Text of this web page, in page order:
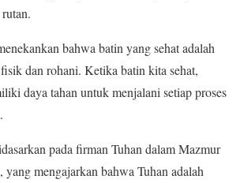
bahwa batin yang sehat adalah
dan rohani. Ketika batin kita sehat,
daya tahan untuk menjalani setiap proses
pada firman Tuhan dalam Mazmur
mengajarkan bahwa Tuhan adalah